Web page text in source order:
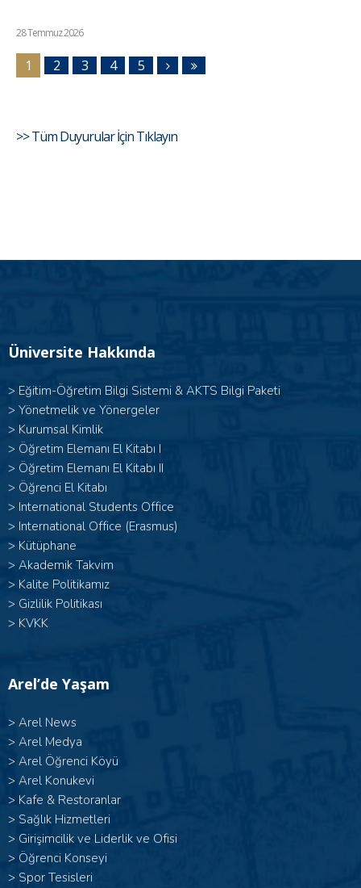
28 Temmuz 2026
1 2 3 4 5
>> Tüm Duyurular İçin Tıklayın
Üniversite Hakkında
> Eğitim-Öğretim Bilgi Sistemi & AKTS Bilgi Paketi
> Yönetmelik ve Yönergeler
> Kurumsal Kimlik
> Öğretim Elemanı El Kitabı I
> Öğretim Elemanı El Kitabı II
> Öğrenci El Kitabı
> International Students Office
> International Office (Erasmus)
> Kütüphane
> Akademik Takvim
> Kalite Politikamız
> Gizlilik Politikası
> KVKK
Arel’de Yaşam
> Arel News
> Arel Medya
> Arel Öğrenci Köyü
> Arel Konukevi
> Kafe & Restoranlar
> Sağlık Hizmetleri
> Girişimcilik ve Liderlik ve Ofisi
> Öğrenci Konseyi
> Spor Tesisleri